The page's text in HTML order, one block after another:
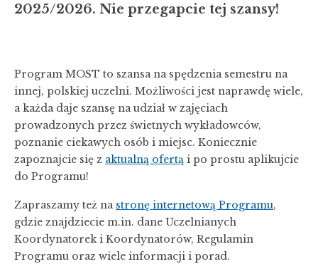
2025/2026. Nie przegapcie tej szansy!
Program MOST to szansa na spędzenia semestru na
innej, polskiej uczelni. Możliwości jest naprawdę wiele,
a każda daje szansę na udział w zajęciach
prowadzonych przez świetnych wykładowców,
poznanie ciekawych osób i miejsc. Koniecznie
zapoznajcie się z aktualną ofertą i po prostu aplikujcie
do Programu!
Zapraszamy też na stronę internetową Programu,
gdzie znajdziecie m.in. dane Uczelnianych
Koordynatorek i Koordynatorów, Regulamin
Programu oraz wiele informacji i porad.